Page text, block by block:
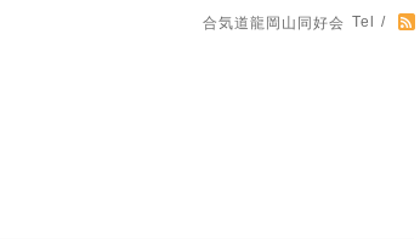
合気道龍岡山同好会 Tel /